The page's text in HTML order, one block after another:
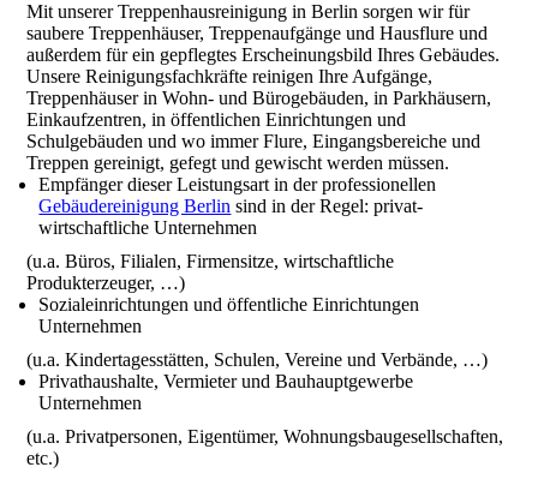
Mit unserer Treppenhausreinigung in Berlin sorgen wir für
saubere Treppenhäuser, Treppenaufgänge und Hausflure und
außerdem für ein gepflegtes Erscheinungsbild Ihres Gebäudes.
Unsere Reinigungsfachkräfte reinigen Ihre Aufgänge,
Treppenhäuser in Wohn- und Bürogebäuden, in Parkhäusern,
Einkaufzentren, in öffentlichen Einrichtungen und
Schulgebäuden und wo immer Flure, Eingangsbereiche und
Treppen gereinigt, gefegt und gewischt werden müssen.
Empfänger dieser Leistungsart in der professionellen
Gebäudereinigung Berlin sind in der Regel: privat-
wirtschaftliche Unternehmen
(u.a. Büros, Filialen, Firmensitze, wirtschaftliche
Produkterzeuger, …)
Sozialeinrichtungen und öffentliche Einrichtungen
Unternehmen
(u.a. Kindertagesstätten, Schulen, Vereine und Verbände, …)
Privathaushalte, Vermieter und Bauhauptgewerbe
Unternehmen
(u.a. Privatpersonen, Eigentümer, Wohnungsbaugesellschaften,
etc.)